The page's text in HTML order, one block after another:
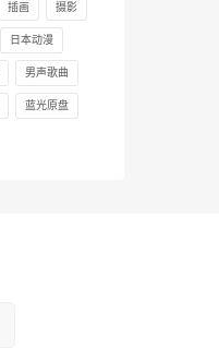
插画 摄影
日本动漫
男声歌曲
蓝光原盘